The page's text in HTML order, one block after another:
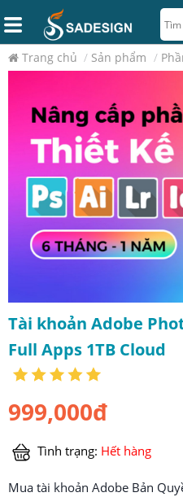
Trang chủ / Sản phẩm /
Tài khoản Adobe
Full Apps 1TB Cloud
999,000đ
Tình trạng: Hết hàng
Mua tài khoản Adobe Bản